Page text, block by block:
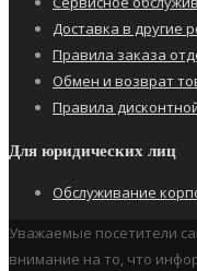
Доставка в другие
Правила заказа
Обмен и возврат
Правила
Для юридических лиц
Обслуживание
Уважаемые посетители
внимание на то, что